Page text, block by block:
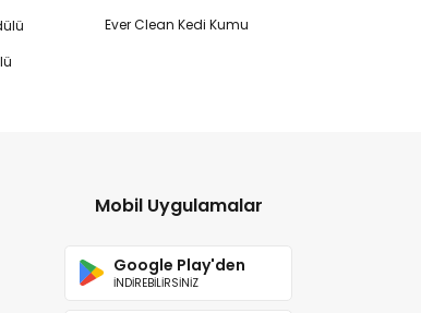
Ever Clean Kedi Kumu
Mobil Uygulamalar
Google Play'den
İNDİREBİLİRSİNİZ